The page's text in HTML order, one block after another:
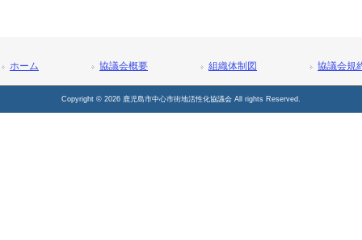
ホーム 協議会概要 組織体制図 協議会規
Copyright © 2026 鹿児島市中心市街地活性化協議会 All rights Reserved.